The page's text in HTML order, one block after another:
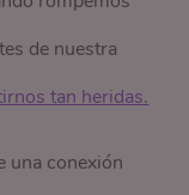
de nuestra
tan heridas.
una conexión